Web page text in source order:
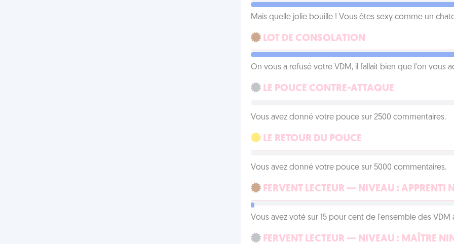
Mais quelle jolie bouille ! Vous êtes sexy comme un
LOT DE CONSOLATION
On vous a refusé votre VDM, il fallait bien que l'on vous
LE POUCE CONTRE-ATTAQUE
Vous avez donné votre pouce sur 2500 commentaires.
LE RETOUR DU POUCE
Vous avez donné votre pouce sur 5000 commentaires.
FERVENT LECTEUR — NIVEAU : APPRENTI
Vous avez voté sur 15 pour cent de l'ensemble des VDM
FERVENT LECTEUR — NIVEAU : MAÎTRE